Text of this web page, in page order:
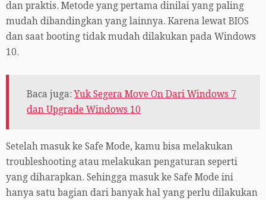
dan praktis. Metode yang pertama dinilai yang paling
mudah dibandingkan yang lainnya. Karena lewat BIOS
dan saat booting tidak mudah dilakukan pada Windows
10.
Baca juga: Yuk Segera Move On Dari Windows 7
dan Upgrade Windows 10
Setelah masuk ke Safe Mode, kamu bisa melakukan
troubleshooting atau melakukan pengaturan seperti
yang diharapkan. Sehingga masuk ke Safe Mode ini
hanya satu bagian dari banyak hal yang perlu dilakukan